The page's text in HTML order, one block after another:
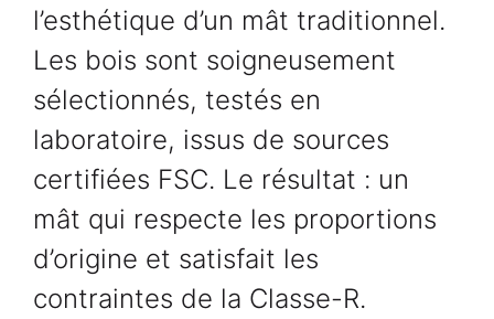
l’esthétique d’un mât traditionnel.
Les bois sont soigneusement
sélectionnés, testés en
laboratoire, issus de sources
certifiées FSC. Le résultat : un
mât qui respecte les proportions
d’origine et satisfait les
contraintes de la Classe-R.